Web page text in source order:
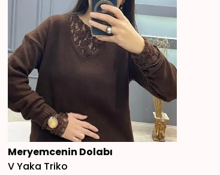
Meryemcenin Dolabı
V Yaka Triko